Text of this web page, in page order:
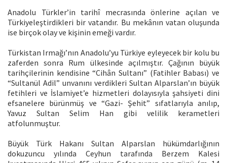
Anadolu Türkler’in tarihî mecrasında önlerine açılan ve
Türkiyeleştirdikleri bir vatandır. Bu mekânın vatan oluşunda
ise birçok olay ve kişinin emeği vardır.
Türkistan Irmağı’nın Anadolu’yu Türkiye eyleyecek bir kolu bu
zaferden sonra Rum ülkesinde açılmıştır. Çağının büyük
tarihçilerinin kendisine “Cihân Sultanı” (Fatihler Babası) ve
“Sultanül Adil” unvanını verdikleri Sultan Alparslan’ın büyük
fetihleri ve İslamiyet’e hizmetleri dolayısıyla şahsiyeti dini
efsanelere bürünmüş ve “Gazi- Şehit” sıfatlarıyla anılıp,
Yavuz Sultan Selim Han gibi velilik kerametleri
atfolunmuştur.
Büyük Türk Hakanı Sultan Alparslan hükümdarlığının
dokuzuncu yılında Ceyhun tarafında Berzem Kalesi